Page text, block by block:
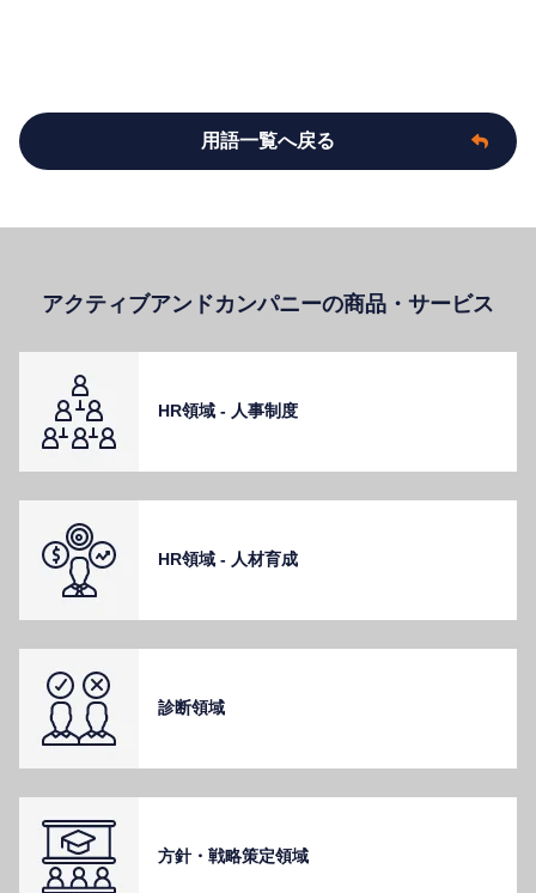
用語一覧へ戻る
アクティブアンドカンパニーの商品・サービス
HR領域 - ⼈事制度
HR領域 - ⼈材育成
診断領域
⽅針・戦略策定領域